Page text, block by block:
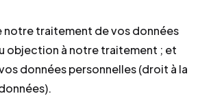
notre traitement de vos données
objection à notre traitement ; et
données personnelles (droit à la